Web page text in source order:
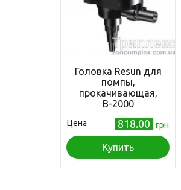
Головка Resun для
помпы,
прокачивающая,
В-2000
Цена 818.00 грн
Купить